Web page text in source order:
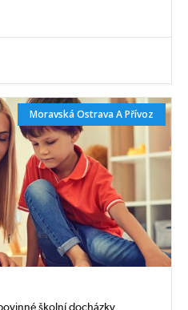
Moravská Ostrava A Přívoz
školní docházky,